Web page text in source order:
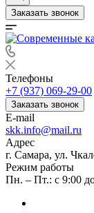
Заказать звонок
Телефоны
+7 (937) 069-29-00
Заказать звонок
E-mail
skk.info@mail.ru
Адрес
г. Самара, ул.
Режим работы
Пн. – Пт.: с 9:00